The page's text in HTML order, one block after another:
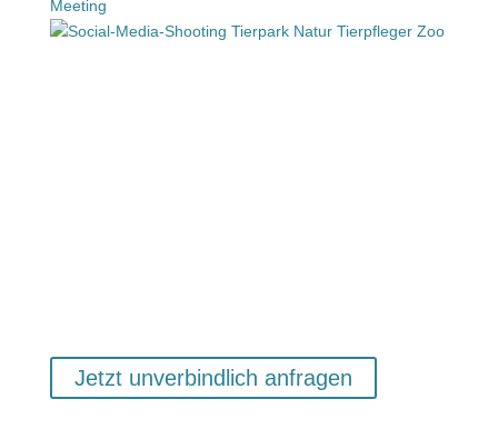
Jetzt unverbindlich anfragen